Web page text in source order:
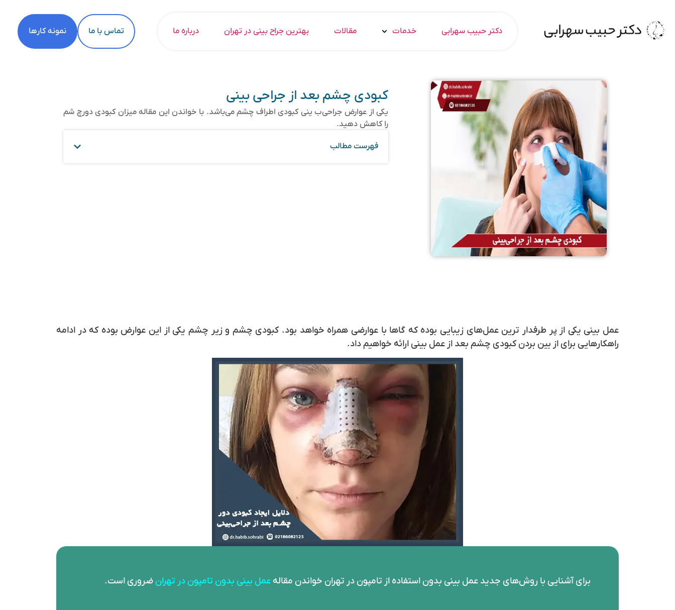
دکتر حبیب سهرابی خدمات مقالات بهترین جراح بینی در تهران درباره ما تماس با ما نمونه کارها
کبودی چشم بعد از جراحی بینی
یکی از عوارض جراحی‌ب ینی کبودی اطراف چشم می‌باشد. با خواندن این مقاله میزان کبودی دورچ شم
را کاهش‌ دهید.
فهرست مطالب
عمل بینی یکی از پر طرفدار ترین عمل‌های زیبایی بوده که گاها با عوارضی همراه خواهد بود. کبودی چشم و زیر چشم یکی از این عوارض بوده که در ادامه
راهکارهایی برای از بین بردنکبودی چشم بعد از عمل بینی ارائه خواهیم داد.
برای آشنایی با روش‌های جدید عمل بینی بدون استفاده از تامپون در تهران خواندن مقاله عمل بینی بدون تامپون در تهران ضروری است.